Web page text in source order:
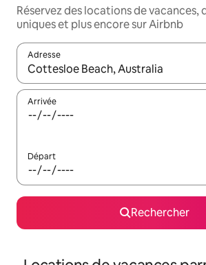
Réservez des locations de vacances,
uniques et plus encore sur Airbnb
Adresse
Lorsque les résultats s'affichent,
Arrivée
Départ
Rechercher